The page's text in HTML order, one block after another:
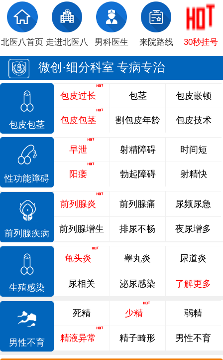
北医八首页 走进北医八 男科医生 来院路线 30秒挂号
微创·细分科室 专病专治
包皮包茎
包皮过长
包皮包茎
包茎
割包皮年龄
包皮嵌顿
包皮技术
性功能障碍
早泄
阳痿
射精障碍
勃起障碍
时间短
射精快
前列腺疾病
前列腺炎 前列腺痛 尿频尿急
前列腺增生 排尿不畅 夜尿增多
生殖感染
龟头炎 睾丸炎 尿道炎
尿相关 泌尿感染 了解更多
男性不育
死精 少精 弱精
精液异常 精子畸形 男性不育